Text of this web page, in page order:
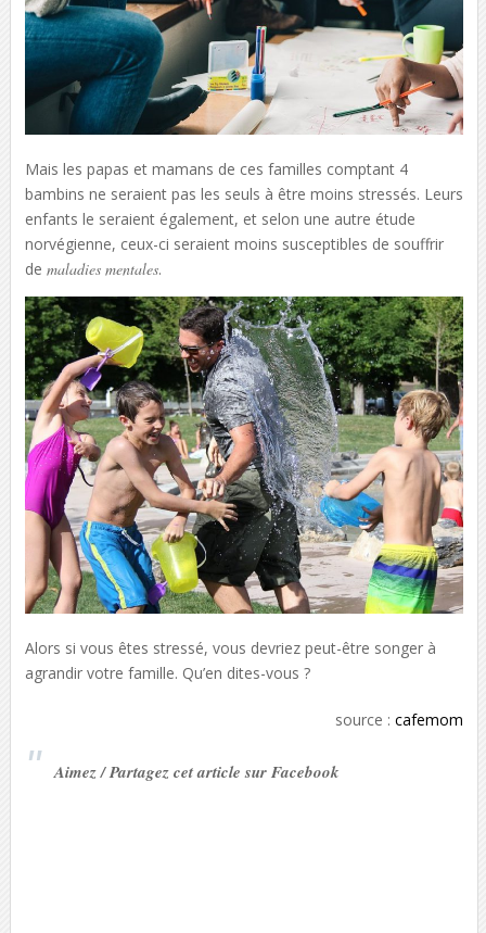
Mais les papas et mamans de ces familles comptant 4
bambins ne seraient pas les seuls à être moins stressés. Leurs
enfants le seraient également, et selon une autre étude
norvégienne, ceux-ci seraient moins susceptibles de souffrir
de maladies mentales.
Alors si vous êtes stressé, vous devriez peut-être songer à
agrandir votre famille. Qu’en dites-vous ?
source :cafemom
Aimez / Partagez cet article sur Facebook